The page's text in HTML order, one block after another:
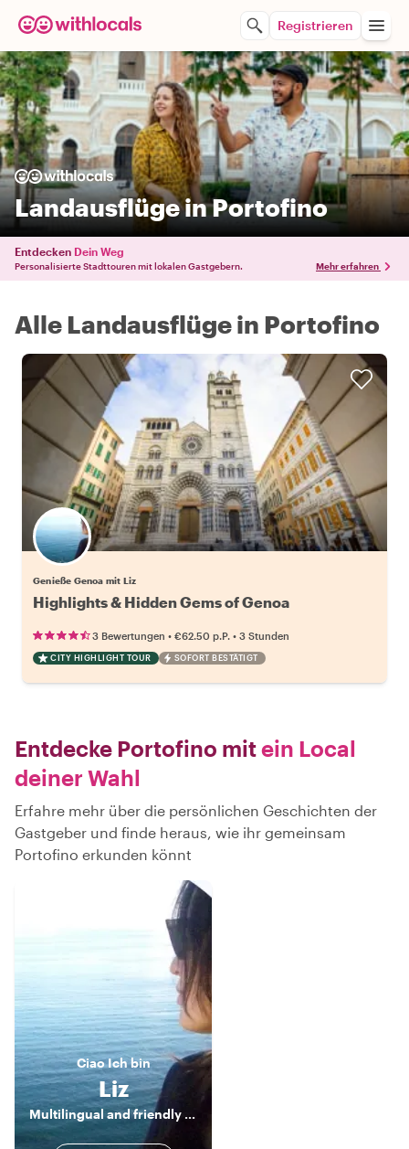
Registrieren
Landausflüge in Portofino
Entdecken Dein Weg
Personalisierte Stadttouren mit lokalen Gastgebern. Mehr erfahren
Alle Landausflüge in Portofino
Genieße Genoa mit Liz
Highlights & Hidden Gems of Genoa
3 Bewertungen • €62.50 p.P. • 3 Stunden
CITY HIGHLIGHT TOUR SOFORT BESTÄTIGT
Entdecke Portofino mitein Local
deiner Wahl
Erfahre mehr über die persönlichen Geschichten der
Gastgeber und finde heraus, wie ihr gemeinsam
Portofino erkunden könnt
CiaoIch bin
Liz
Multilingual and friendly Tour Guide